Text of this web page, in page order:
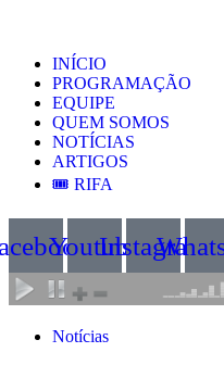
INÍCIO
PROGRAMAÇÃO
EQUIPE
QUEM SOMOS
NOTÍCIAS
ARTIGOS
🎟️ RIFA
YoutubeInstagram
Notícias